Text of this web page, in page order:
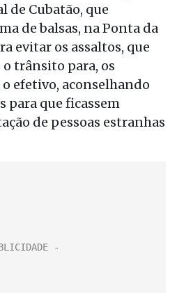
de Cubatão, que
de balsas, na Ponta da
evitar os assaltos, que
trânsito para, os
efetivo, aconselhando
para que ficassem
de pessoas estranhas